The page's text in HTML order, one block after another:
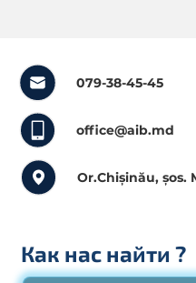
079-38-45-45
office@aib.md
Or.Chișinău, șos.
Как нас найти ?